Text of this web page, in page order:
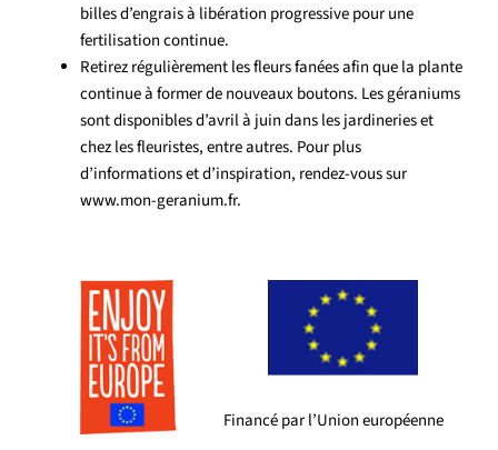
billes d’engrais à libération progressive pour une
fertilisation continue.
Retirez régulièrement les fleurs fanées afin que la plante
continue à former de nouveaux boutons. Les géraniums
sont disponibles d’avril à juin dans les jardineries et
chez les fleuristes, entre autres. Pour plus
d’informations et d’inspiration, rendez-vous sur
www.mon-geranium.fr.
Financé par l’Union européenne